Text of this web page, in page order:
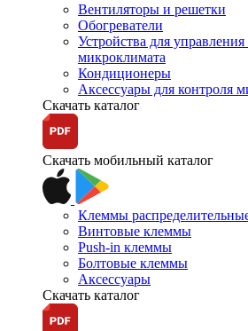
Вентиляторы и решетки
Обогреватели
Устройства для
микроклимата
Кондиционеры
Аксессуары для контроля
Скачать каталог
Скачать мобильный каталог
Клеммы
Винтовые клеммы
Push-in клеммы
Болтовые клеммы
Аксессуары
Скачать каталог